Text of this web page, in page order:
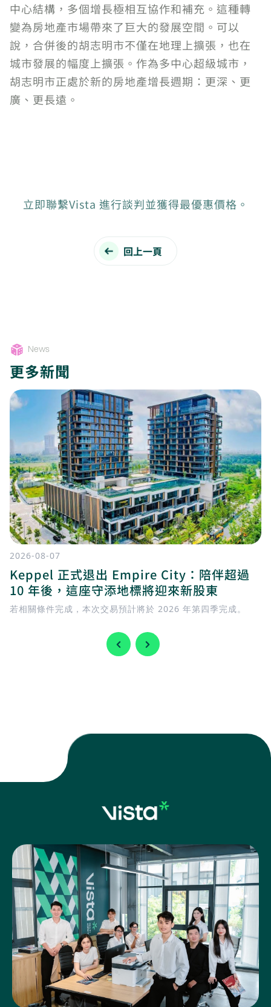
中心結構，多個增長極相互協作和補充。這種轉
變為房地產市場帶來了巨大的發展空間。可以
說，合併後的胡志明市不僅在地理上擴張，也在
城市發展的幅度上擴張。作為多中心超級城市，
胡志明市正處於新的房地產增長週期：更深、更
廣、更長遠。
立即聯繫Vista 進行談判並獲得最優惠價格。
回上一頁
News
更多新聞
2026-08-07
Keppel 正式退出 Empire City：陪伴超過
10 年後，這座守添地標將迎來新股東
若相關條件完成，本次交易預計將於 2026 年第四季完成。